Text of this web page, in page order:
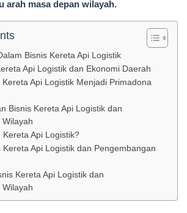
arah masa depan wilayah.
Bisnis Kereta Api Logistik
Api Logistik dan Ekonomi Daerah
Kereta Api Logistik Menjadi Primadona
Bisnis Kereta Api Logistik dan
Wilayah
Kereta Api Logistik?
Kereta Api Logistik dan Pengembangan
Kereta Api Logistik dan
Wilayah